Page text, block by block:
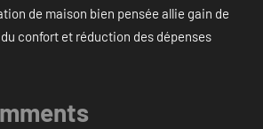
de maison bien pensée allie gain de
confort et réduction des dépenses